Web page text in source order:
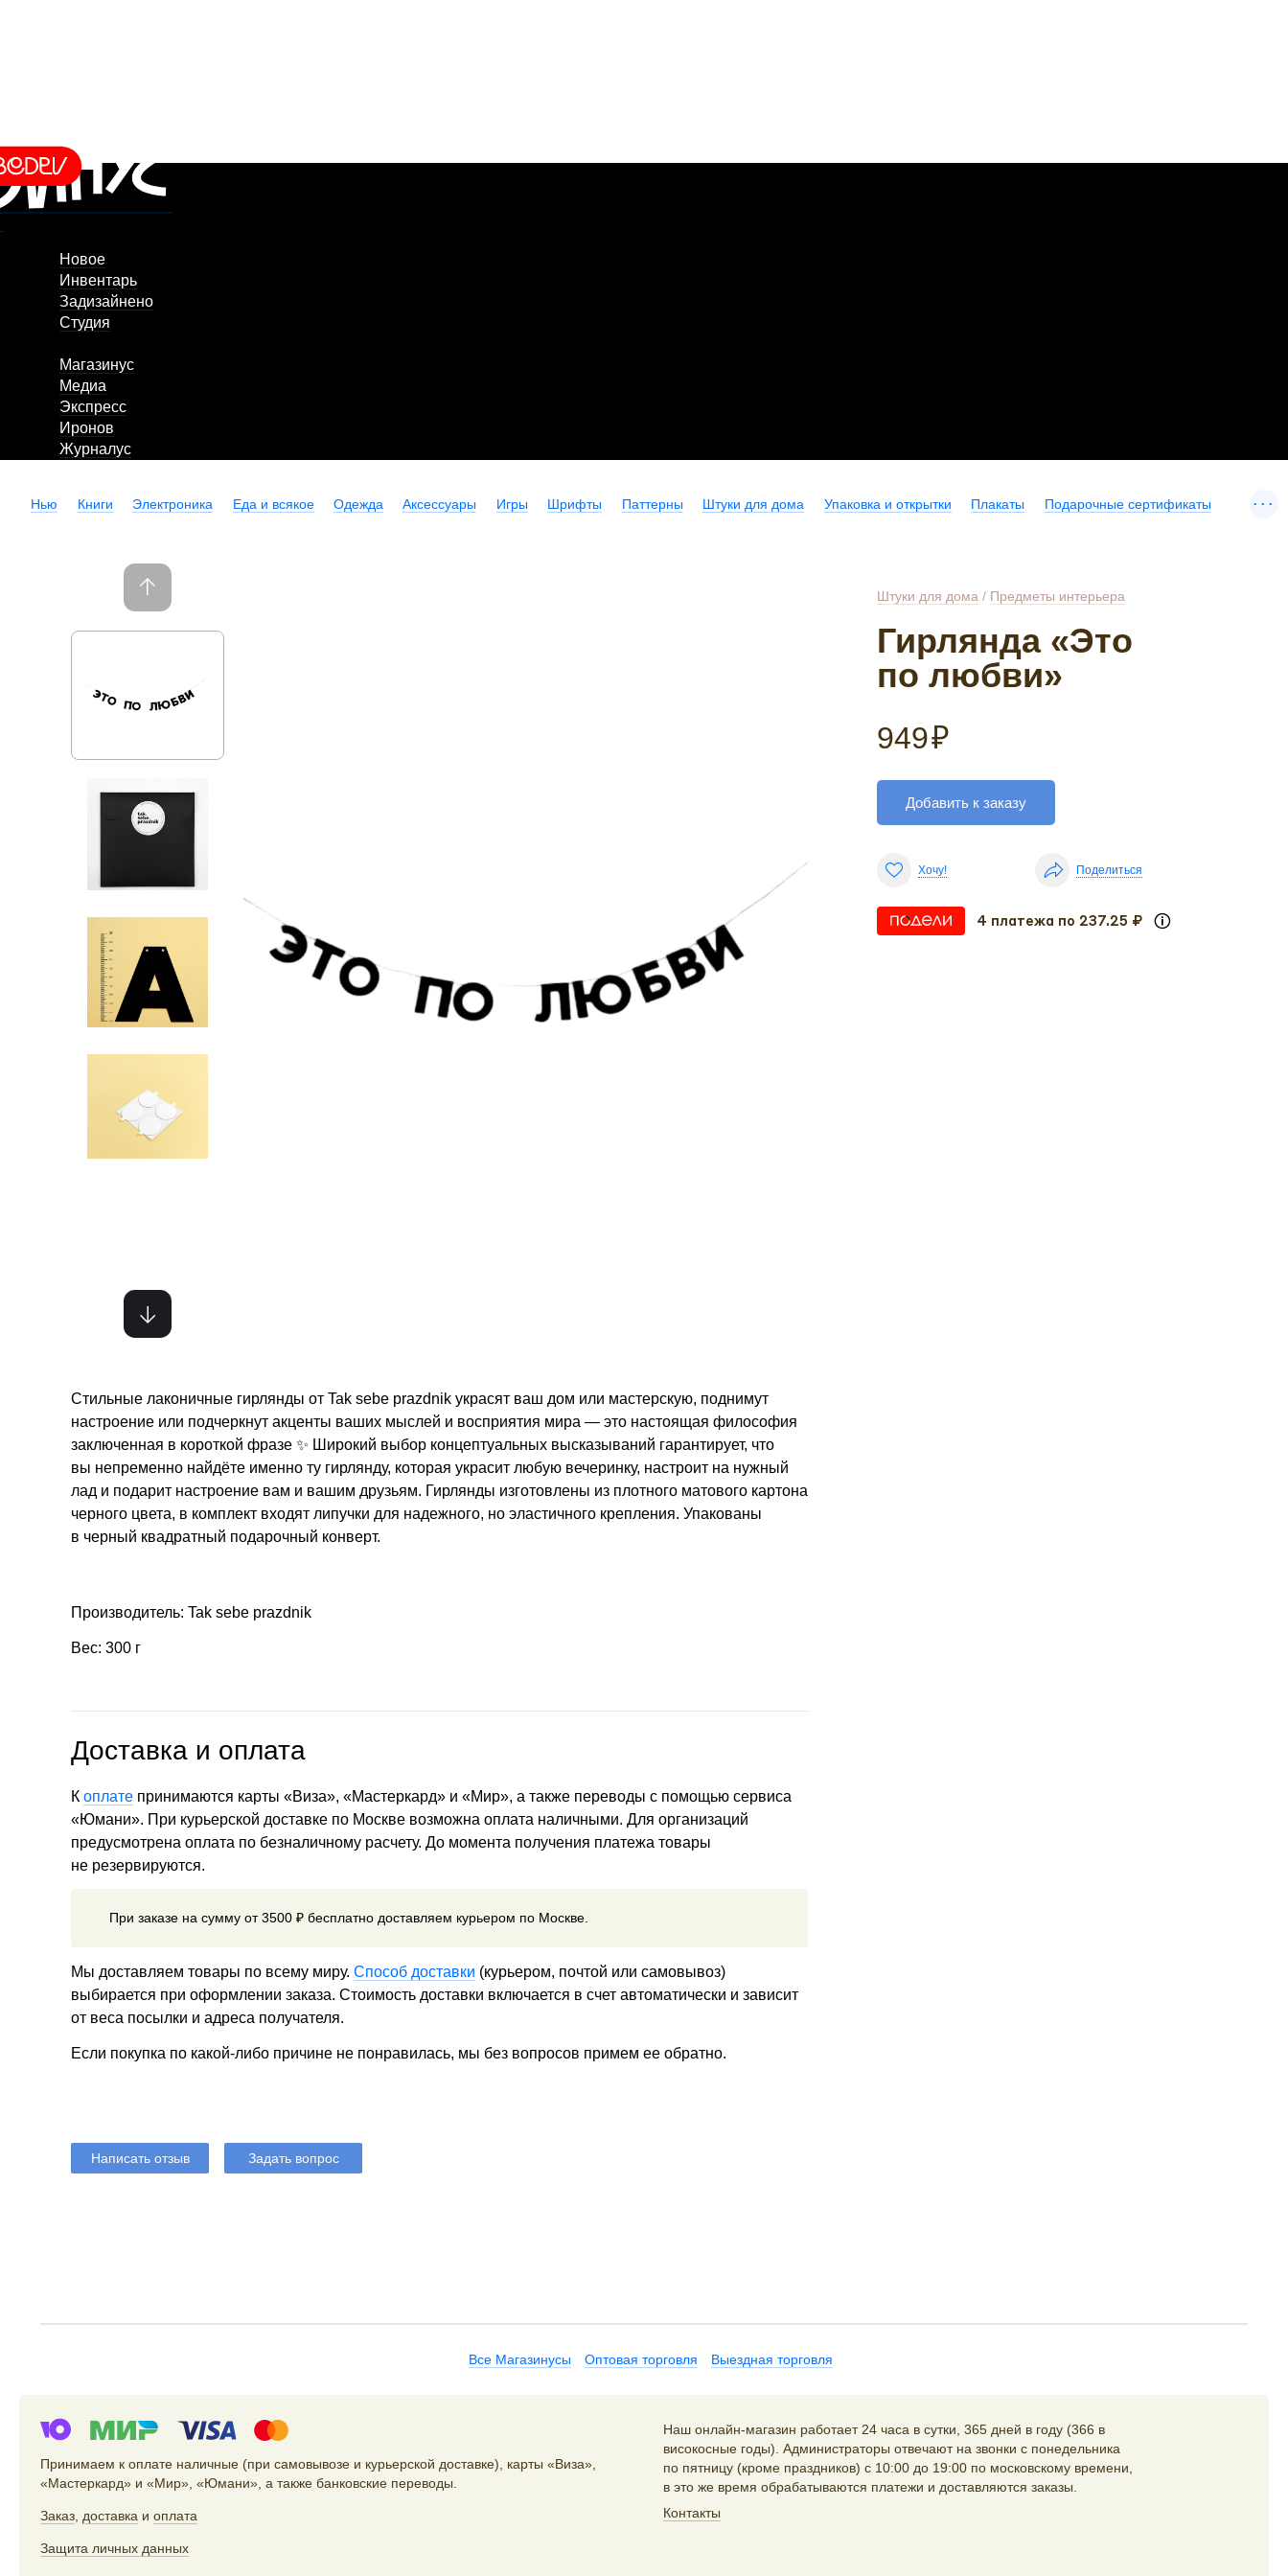
Новое
Инвентарь
Задизайнено
Студия
Магазинус
Медиа
Экспресс
Иронов
Журналус
Нью Книги Электроника Еда и всякое Одежда Аксессуары Игры Шрифты Паттерны Штуки для дома Упаковка и открытки Плакаты Подарочные сертификаты ...
Штуки для дома / Предметы интерьера
Гирлянда «Это
по любви»
949₽
Добавить к заказу
Хочу! Поделиться
4 платежа по 237.25 ₽
Стильные лаконичные гирлянды от Tak sebe prazdnik украсят ваш дом или мастерскую, поднимут
настроение или подчеркнут акценты ваших мыслей и восприятия мира — это настоящая философия
заключенная в короткой фразе ✨ Широкий выбор концептуальных высказываний гарантирует, что
вы непременно найдёте именно ту гирлянду, которая украсит любую вечеринку, настроит на нужный
лад и подарит настроение вам и вашим друзьям. Гирлянды изготовлены из плотного матового картона
черного цвета, в комплект входят липучки для надежного, но эластичного крепления. Упакованы
в черный квадратный подарочный конверт.
Производитель: Tak sebe prazdnik
Вес: 300 г
Доставка и оплата
К оплате принимаются карты «Виза», «Мастеркард» и «Мир», а также переводы с помощью сервиса
«Юмани». При курьерской доставке по Москве возможна оплата наличными. Для организаций
предусмотрена оплата по безналичному расчету. До момента получения платежа товары
не резервируются.
При заказе на сумму от 3500 ₽ бесплатно доставляем курьером по Москве.
Мы доставляем товары по всему миру. Способ доставки (курьером, почтой или самовывоз)
выбирается при оформлении заказа. Стоимость доставки включается в счет автоматически и зависит
от веса посылки и адреса получателя.
Если покупка по какой-либо причине не понравилась, мы без вопросов примем ее обратно.
Написать отзыв Задать вопрос
Все Магазинусы Оптовая торговля Выездная торговля
Принимаем к оплате наличные (при самовывозе и курьерской доставке), карты «Виза»,
«Мастеркард» и «Мир», «Юмани», а также банковские переводы.
Заказ доставка и оплата
Защита личных данных
Наш онлайн-магазин работает 24 часа в сутки, 365 дней в году (366 в
високосные годы). Администраторы отвечают на звонки с понедельника
по пятницу (кроме праздников) с 10:00 до 19:00 по московскому времени,
в это же время обрабатываются платежи и доставляются заказы.
Контакты